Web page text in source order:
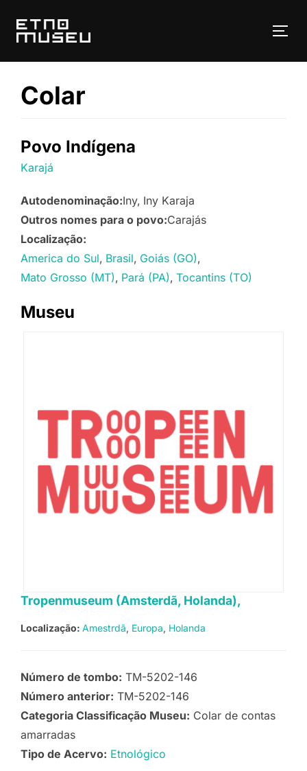
para
Colar
Povo Indígena
Karajá
Autodenominação:Iny Iny Karaja
Outros nomes para o povo:Carajás
Localização:
America do Sul Brasil Goiás (GO)
Mato Grosso (MT) Pará (PA) Tocantins (TO)
Museu
Tropenmuseum (Amsterdã, Holanda),
Localização: Amestrdã Europa Holanda
Número de tombo: TM-5202-146
Número anterior: TM-5202-146
Categoria Classificação Museu: Colar de contas
amarradas
Tipo de Acervo: Etnológico